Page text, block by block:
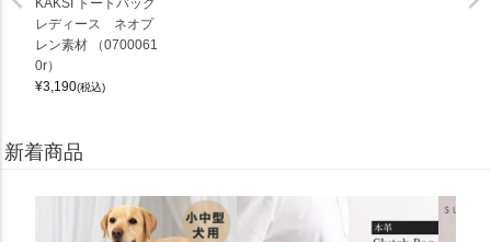
レディース ネオプ
レン素材 （0700061
0r）
¥3,190(税込)
新着商品